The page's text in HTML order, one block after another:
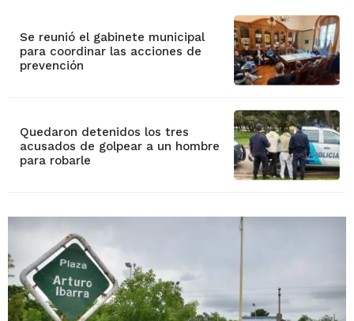
Se reunió el gabinete municipal
para coordinar las acciones de
prevención
Quedaron detenidos los tres
acusados de golpear a un hombre
para robarle